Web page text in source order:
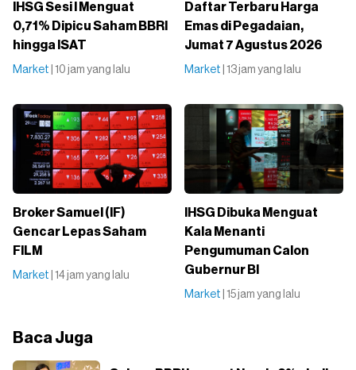
IHSG Sesi I Menguat
0,71% Dipicu Saham BBRI
hingga ISAT
Market | 10 jam yang lalu
Daftar Terbaru Harga
Emas di Pegadaian,
Jumat 7 Agustus 2026
Market | 13 jam yang lalu
Broker Samuel (IF)
Gencar Lepas Saham
FILM
Market | 14 jam yang lalu
IHSG Dibuka Menguat
Kala Menanti
Pengumuman Calon
Gubernur BI
Market | 15 jam yang lalu
Baca Juga